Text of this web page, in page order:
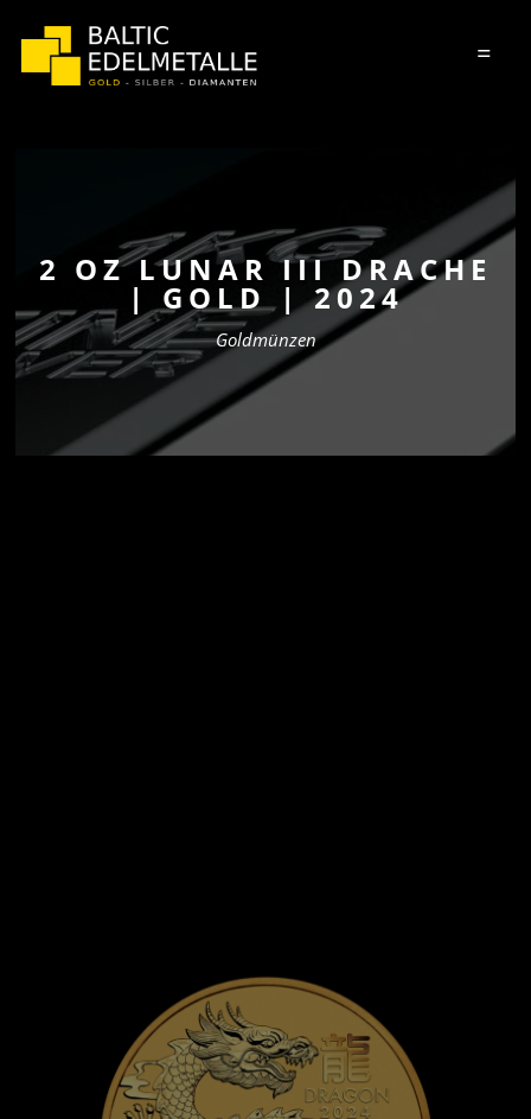
=
2 OZ LUNAR III DRACHE
| GOLD | 2024
Goldmünzen